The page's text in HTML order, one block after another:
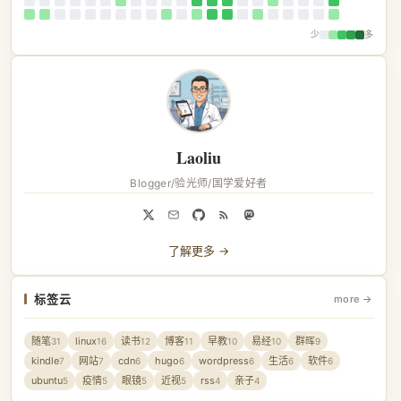
少 多
Laoliu
Blogger/验光师/国学爱好者
了解更多 →
标签云 more →
随笔31 linux16 读书12 博客11 早教10 易经10 群晖9
kindle7 网站7 cdn6 hugo6 wordpress6 生活6 软件6
ubuntu5 疫情5 眼镜5 近视5 rss4 亲子4